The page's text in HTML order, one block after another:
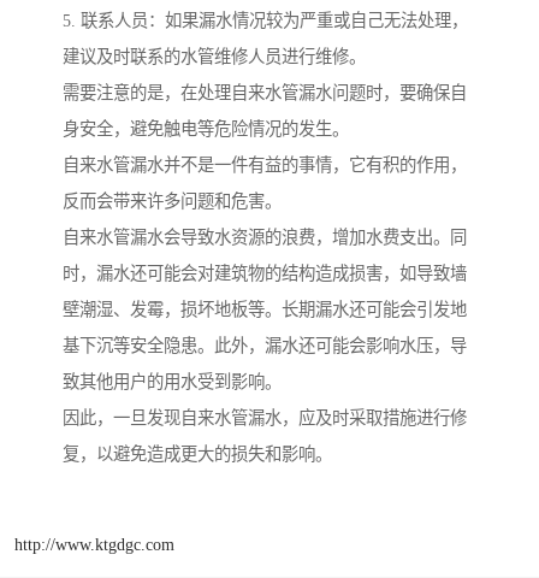
5. 联系人员：如果漏水情况较为严重或自己无法处理，
建议及时联系的水管维修人员进行维修。
需要注意的是，在处理自来水管漏水问题时，要确保自
身安全，避免触电等危险情况的发生。
自来水管漏水并不是一件有益的事情，它有积的作用，
反而会带来许多问题和危害。
自来水管漏水会导致水资源的浪费，增加水费支出。同
时，漏水还可能会对建筑物的结构造成损害，如导致墙
壁潮湿、发霉，损坏地板等。长期漏水还可能会引发地
基下沉等安全隐患。此外，漏水还可能会影响水压，导
致其他用户的用水受到影响。
因此，一旦发现自来水管漏水，应及时采取措施进行修
复，以避免造成更大的损失和影响。
http://www.ktgdgc.com